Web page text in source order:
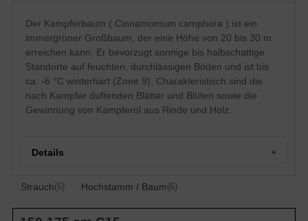
Blatt
Immergrün, elliptisch bis eiförmig,
ganzrandig, ledrig und glänzend, im
Austrieb rosafarben, dann dunkelgrün bis
gelbgrün, nach Kampfer duftend, bis zu
10 cm lang und bis zu 5 cm breit
Frucht
Beeren, schwarz, erbsengroß
Blüte
Weißgrün, in Büscheln, angenehm nach
Kampfer duftend, sehr klein, 3 mm groß
Wurzeln
Boden
Böden
Standort
Sonnig bis halbschattig
Der Kampferbaum ( Cinnamomum camphora ) ist ein
immergrüner Großbaum, der eine Höhe von 20 bis 30 m
erreichen kann. Er bevorzugt sonnige bis halbschattige
Standorte auf feuchten, durchlässigen Böden und ist bis
ca. -6 °C winterhart (Zone 9). Charakteristisch sind die
nach Kampfer duftenden Blätter und Blüten sowie die
Gewinnung von Kampferöl aus Rinde und Holz.
Details
Asiatische Pflanze mag das subtropische
Klima
Strauch(6) Hochstamm / Baum(6)